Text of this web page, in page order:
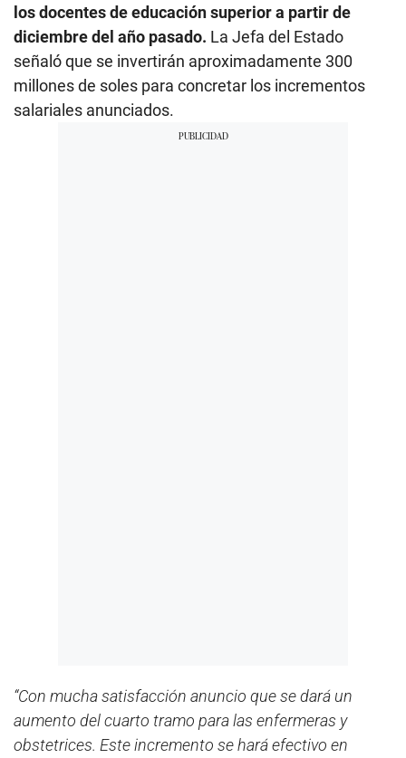
los docentes de educación superior a partir de
diciembre del año pasado. La Jefa del Estado
señaló que se invertirán aproximadamente 300
millones de soles para concretar los incrementos
salariales anunciados.
“Con mucha satisfacción anuncio que se dará un
aumento del cuarto tramo para las enfermeras y
obstetrices. Este incremento se hará efectivo en